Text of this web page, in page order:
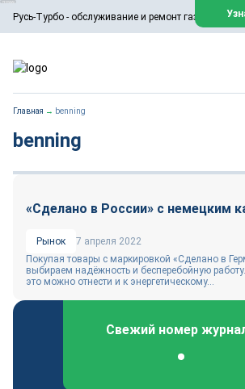
Русь-Турбо - обслуживание и ремонт газовых
ООО «Русь-Турбо» занимается сервисом
турбин, комплексным ремонтом,
техническим обслуживанием
работают на нефтегазовых,
металлургических и других предприятиях.
Реклама. ООО «Русь-Турбо», ИНН
Перейти на сайт
Главная → benning
benning
«Сделано в России» с немецким
Рынок
7 апреля 2022
Покупая товары с маркировкой «Сделано в
выбираем надёжность и бесперебойную
это можно отнести и к энергетическому...
Свежий номер